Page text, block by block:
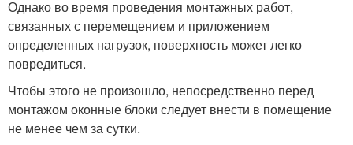
Однако во время проведения монтажных работ,
связанных с перемещением и приложением
определенных нагрузок, поверхность может легко
повредиться.
Чтобы этого не произошло, непосредственно перед
монтажом оконные блоки следует внести в помещение
не менее чем за сутки.